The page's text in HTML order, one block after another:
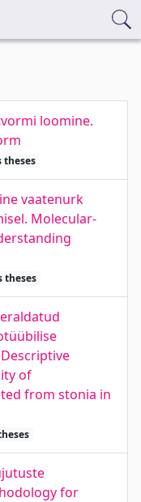
loomine.
theses
vaatenurk
Molecular-
theses
of
from stonia in
for